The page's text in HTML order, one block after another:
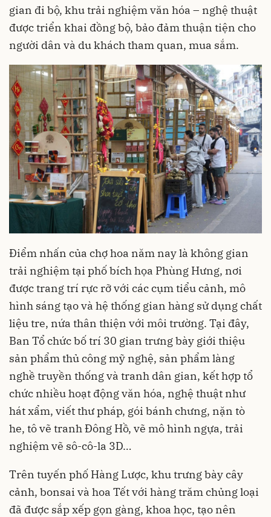
gian đi bộ, khu trải nghiệm văn hóa – nghệ thuật
được triển khai đồng bộ, bảo đảm thuận tiện cho
người dân và du khách tham quan, mua sắm.
Điểm nhấn của chợ hoa năm nay là không gian
trải nghiệm tại phố bích họa Phùng Hưng, nơi
được trang trí rực rỡ với các cụm tiểu cảnh, mô
hình sáng tạo và hệ thống gian hàng sử dụng chất
liệu tre, nứa thân thiện với môi trường. Tại đây,
Ban Tổ chức bố trí 30 gian trưng bày giới thiệu
sản phẩm thủ công mỹ nghệ, sản phẩm làng
nghề truyền thống và tranh dân gian, kết hợp tổ
chức nhiều hoạt động văn hóa, nghệ thuật như
hát xẩm, viết thư pháp, gói bánh chưng, nặn tò
he, tô vẽ tranh Đông Hồ, vẽ mô hình ngựa, trải
nghiệm vẽ sô-cô-la 3D…
Trên tuyến phố Hàng Lược, khu trưng bày cây
cảnh, bonsai và hoa Tết với hàng trăm chủng loại
đã được sắp xếp gọn gàng, khoa học, tạo nên